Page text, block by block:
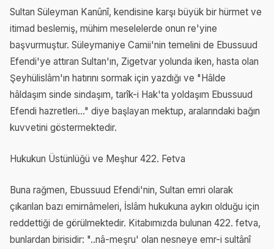
Sultan Süleyman Kanûnî, kendisine karşı büyük bir hürmet ve
itimad beslemiş, mühim meselelerde onun re'yine
başvurmuştur. Süleymaniye Camii'nin temelini de Ebussuud
Efendi'ye attıran Sultan'ın, Zigetvar yolunda iken, hasta olan
Şeyhülislâm'ın hatırını sormak için yazdığı ve "Hâlde
hâldaşım sinde sindaşım, tarîk-i Hak'ta yoldaşım Ebussuud
Efendi hazretleri..." diye başlayan mektup, aralarındaki bağın
kuvvetini göstermektedir.
Hukukun Üstünlüğü ve Meşhur 422. Fetva
Buna rağmen, Ebussuud Efendi'nin, Sultan emri olarak
çıkarılan bazı emirnâmeleri, İslâm hukukuna aykırı olduğu için
reddettiği de görülmektedir. Kitabımızda bulunan 422. fetva,
bunlardan birisidir: "..nâ-meşru' olan nesneye emr-i sultânî